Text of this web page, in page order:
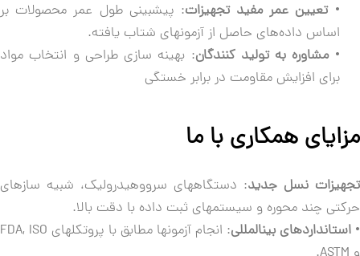
تعیین عمر مفید تجهیزات: پیشبینی طول عمر محصولات بر
اساس داده‌های حاصل از آزمونهای شتاب یافته.
⁠مشاوره به تولید کنندگان: بهینه سازی طراحی و انتخاب مواد
برای افزایش مقاومت در برابر خستگی
همکاری با ما
نسل جدید: دستگاههای سرووهیدرولیک، شبیه سازهای
چند محوره و سیستمهای ثبت داده با دقت بالا.
بینالمللی
: انجام آزمونها مطابق با پروتکلهای FDA, ISO